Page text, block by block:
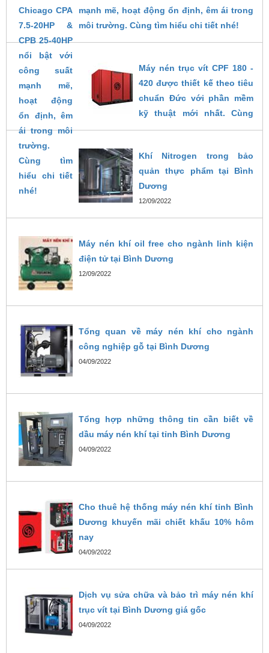
mạnh mẽ, hoạt động ổn định, êm ái trong
môi trường. Cùng tìm hiểu chi tiết nhé!
Máy nén trục vít CPF 180 -
420 được thiết kế theo tiêu
chuẩn Đức với phần mềm
kỹ thuật mới nhất. Cùng
khám phá chi tiết về máy
26/10/2024
Khí Nitrogen trong bảo
quản thực phẩm tại Bình
Dương
12/09/2022
Máy nén khí oil free cho ngành linh kiện
điện tử tại Bình Dương
12/09/2022
Tổng quan về máy nén khí cho ngành
công nghiệp gỗ tại Bình Dương
04/09/2022
Tổng hợp những thông tin cần biết về
dầu máy nén khí tại tỉnh Bình Dương
04/09/2022
Cho thuê hệ thống máy nén khí tỉnh Bình
Dương khuyến mãi chiết khấu 10% hôm
nay
04/09/2022
Dịch vụ sửa chữa và bảo trì máy nén khí
trục vít tại Bình Dương giá gốc
04/09/2022